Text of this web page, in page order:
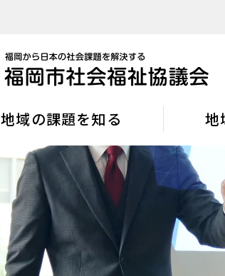
地域の課題を知る 地